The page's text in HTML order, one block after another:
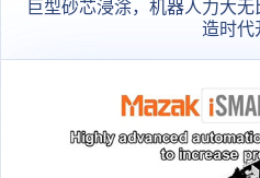
巨型砂芯浸涂，机器人力大
造时代